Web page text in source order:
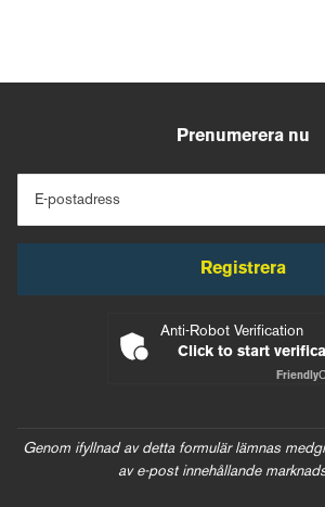
Prenumerera nu
E-postadress
Registrera
Anti-Robot Verification
Click to start
Friendly
Genom ifyllnad av detta formulär lämnas
av e-post innehållande